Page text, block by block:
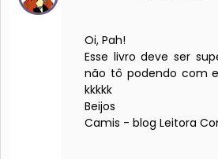
Oi, Pah!
Esse livro deve ser
não tô podendo com
kkkkk
Beijos
Camis - blog Leitora